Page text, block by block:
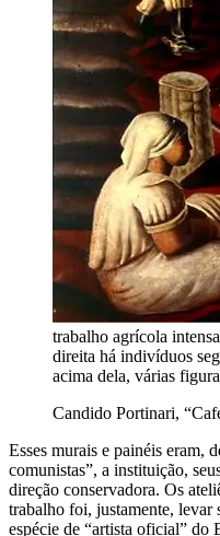
trabalho agrícola
direita há indivíduos
acima dela, várias
Candido Portinari,
Esses murais e painéis eram,
comunistas”, a instituição,
direção conservadora. Os
trabalho foi, justamente, levar
espécie de “artista oficial” do